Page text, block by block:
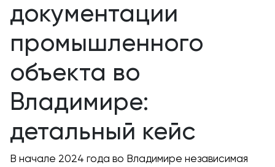
документации
промышленного
объекта во
Владимире:
детальный кейс
В начале 2024 года во Владимире независимая